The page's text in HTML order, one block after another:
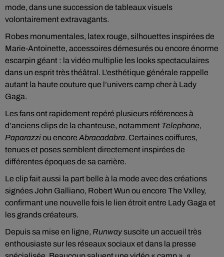
mode, dans une succession de tableaux visuels
volontairement extravagants.
Robes monumentales, latex rouge, silhouettes inspirées de
Marie-Antoinette, accessoires démesurés ou encore énorme
escarpin géant : la vidéo multiplie les looks spectaculaires
dans un esprit très théâtral. L’esthétique générale rappelle
autant la haute couture que l’univers camp cher à Lady
Gaga.
Les fans ont rapidement repéré plusieurs références à
d’anciens clips de la chanteuse, notamment Telephone,
Paparazziou encore Abracadabra. Certaines coiffures,
tenues et poses semblent directement inspirées de
différentes époques de sa carrière.
Le clip fait aussi la part belle à la mode avec des créations
signées John Galliano, Robert Wun ou encore The Vxlley,
confirmant une nouvelle fois le lien étroit entre Lady Gaga et
les grands créateurs.
Depuis sa mise en ligne, Runwaysuscite un accueil très
enthousiaste sur les réseaux sociaux et dans la presse